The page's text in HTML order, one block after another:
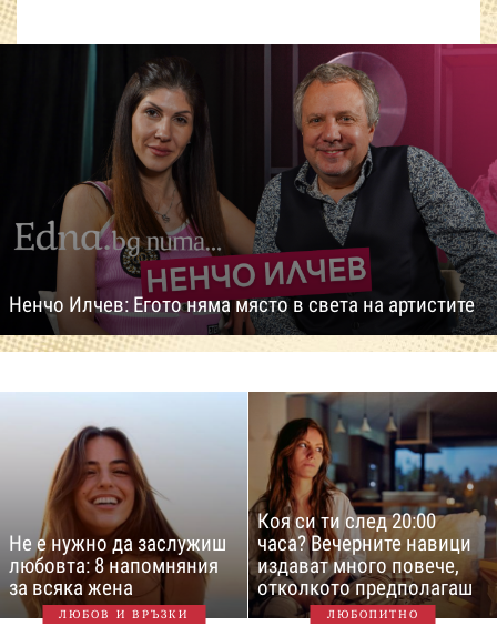
Ненчо Илчев: Егото няма място в света на артистите
Не е нужно да заслужиш
любовта: 8 напомняния
за всяка жена
ЛЮБОВ И ВРЪЗКИ
Коя си ти след 20:00
часа? Вечерните навици
издават много повече,
отколкото предполагаш
ЛЮБОПИТНО